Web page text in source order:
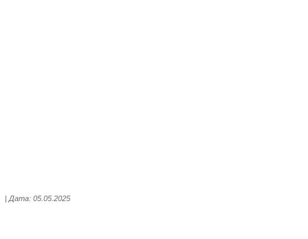
| Дата: 05.05.2025